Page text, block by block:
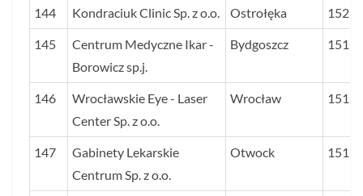
144 Kondraciuk Clinic Sp. z o.o. Ostrołęka 152
145
Centrum Medyczne Ikar -
Borowicz sp.j.
Bydgoszcz 151
146
Wrocławskie Eye - Laser
Center Sp. z o.o.
Wrocław 151
147
Gabinety Lekarskie
Centrum Sp. z o.o.
Otwock 151